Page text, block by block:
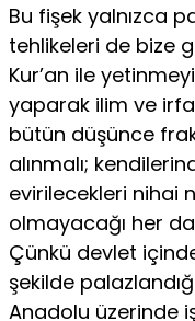
Bu fişek yalnızca
tehlikeleri de bize
Kur’an ile
yaparak ilim ve
bütün düşünce
alınmalı;
evirilecekleri nihai
olmayacağı her
Çünkü devlet
şekilde
Anadolu üzerinde